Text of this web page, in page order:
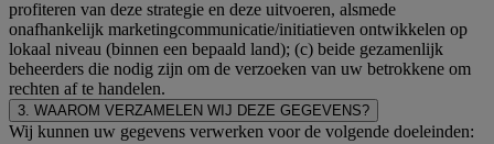
profiteren van deze strategie en deze uitvoeren, alsmede
onafhankelijk marketingcommunicatie/initiatieven ontwikkelen op
lokaal niveau (binnen een bepaald land); (c) beide gezamenlijk
beheerders die nodig zijn om de verzoeken van uw betrokkene om
rechten af te handelen.
3. WAAROM VERZAMELEN WIJ DEZE GEGEVENS?
Wij kunnen uw gegevens verwerken voor de volgende doeleinden: